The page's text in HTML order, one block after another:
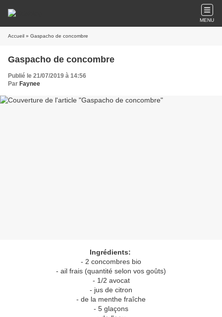
MENU
Accueil » Gaspacho de concombre
Gaspacho de concombre
Publié le 21/07/2019 à 14:56
Par Faynee
Ingrédients:
- 2 concombres bio
- ail frais (quantité selon vos goûts)
- 1/2 avocat
- jus de citron
- de la menthe fraîche
- 5 glaçons